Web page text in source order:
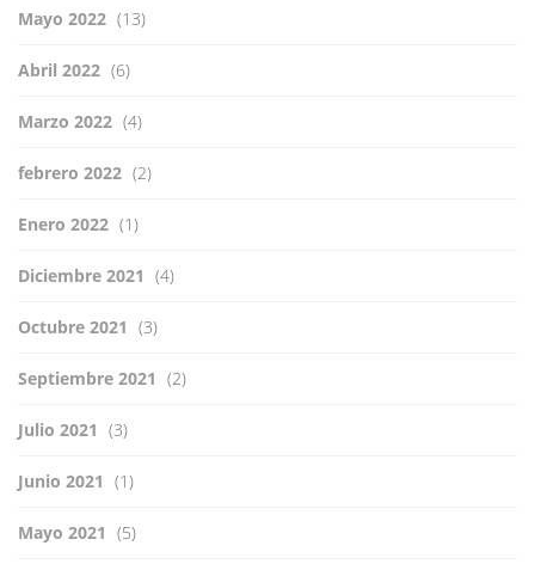
Mayo 2022 (13)
Abril 2022 (6)
Marzo 2022 (4)
febrero 2022 (2)
Enero 2022 (1)
Diciembre 2021 (4)
Octubre 2021 (3)
Septiembre 2021 (2)
Julio 2021 (3)
Junio 2021 (1)
Mayo 2021 (5)